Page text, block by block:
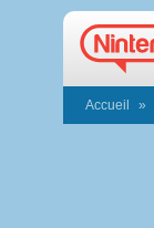
Accueil